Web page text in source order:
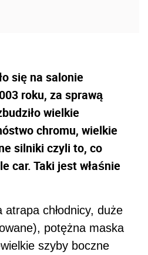
się na salonie
roku, za sprawą
wielkie
chromu, wielkie
silniki czyli to, co
car. Taki jest właśnie
chłodnicy, duże
potężna maska
szyby boczne